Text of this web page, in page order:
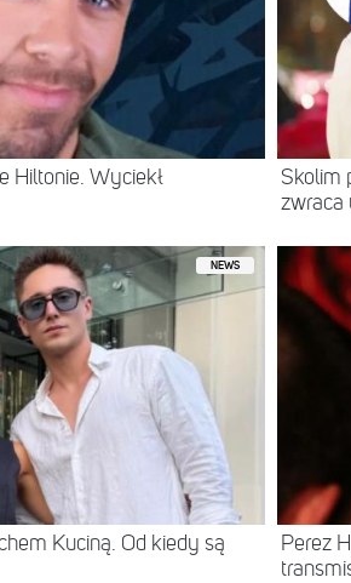
Hiltonie. Wyciekł
Skolim
zwraca
NEWS
Kuciną. Od kiedy są
Perez